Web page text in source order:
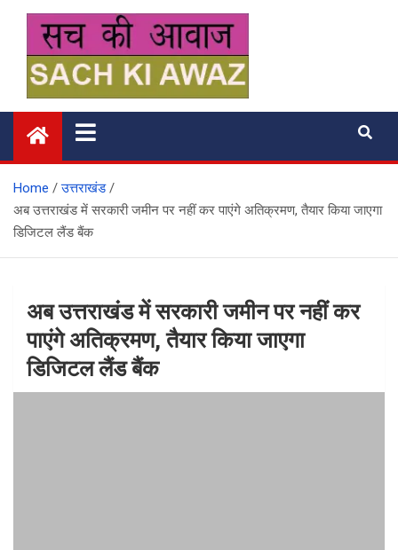
content
सच की आवाज
Home
उत्तराखंड
अब उत्तराखंड में सरकारी जमीन पर नहीं कर पाएंगे अतिक्रमण, तैयार किया जाएगा
डिजिटल लैंड बैंक
अब उत्तराखंड में सरकारी जमीन पर नहीं कर
पाएंगे अतिक्रमण, तैयार किया जाएगा
डिजिटल लैंड बैंक